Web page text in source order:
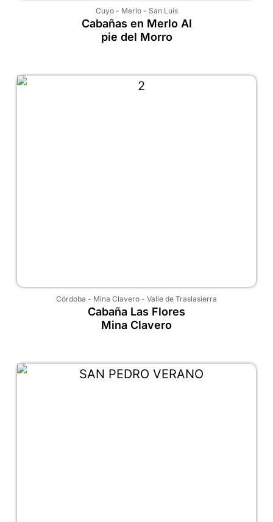
Cuyo- Merlo- San Luis
Cabañas en Merlo Al
pie del Morro
Córdoba - Mina Clavero - Valle de Traslasierra
Cabaña Las Flores
Mina Clavero